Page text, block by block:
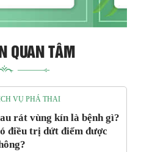
QUAN TÂM
VỤ PHÁ THAI
rát vùng kín là bệnh gì?
điều trị dứt điểm được